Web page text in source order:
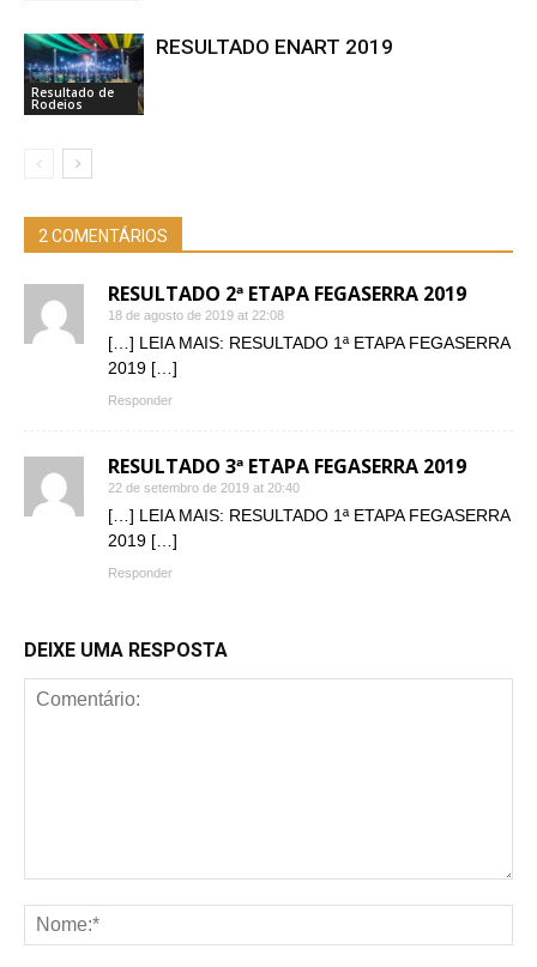
Resultado de
Rodeios
RESULTADO ENART 2019
2 COMENTÁRIOS
RESULTADO 2ª ETAPA FEGASERRA 2019
18 de agosto de 2019 at 22:08
[…] LEIA MAIS: RESULTADO 1ª ETAPA FEGASERRA
2019 […]
Responder
RESULTADO 3ª ETAPA FEGASERRA 2019
22 de setembro de 2019 at 20:40
[…] LEIA MAIS: RESULTADO 1ª ETAPA FEGASERRA
2019 […]
Responder
DEIXE UMA RESPOSTA